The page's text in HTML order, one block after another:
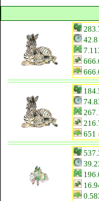
42.8
651